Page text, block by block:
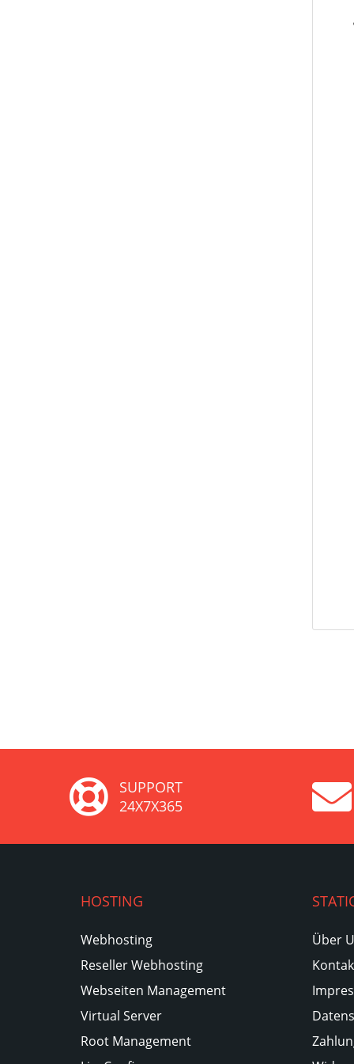
SUPPORT
24X7X365
HOSTING
Webhosting
Reseller Webhosting
Webseiten Management
Virtual Server
Root Management
Über